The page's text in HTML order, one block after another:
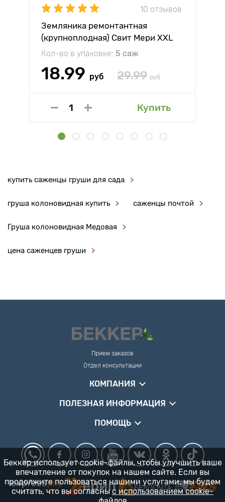
10 отзывов
Земляника ремонтантная
(крупноплодная) Свит Мери XXL
Кол-во в упаковке: 5 саж
18.99 руб 29.99 руб
Купить
купить саженцы груши для сада
груша колоновидная купить саженцы почтой
Груша колоновидная Медовая
цена саженцев груши
Прием заказов
Отдел консультации
КОМПАНИЯ
ПОЛЕЗНАЯ ИНФОРМАЦИЯ
ПОМОЩЬ
Беккер использует cookie-файлы, чтобы улучшить ваше
впечатление от покупок на нашем сайте. Если вы
продолжите пользоваться нашими услугами, мы будем
считать, что вы согласны с использованием cookie-